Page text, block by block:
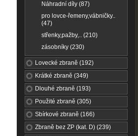
Náhradní díly (87)
pro lovce-řemeny,vábničky..
(47)
střenky,pažby,.. (210)
zásobníky (230)
Lovecké zbraně (192)
Krátké zbraně (349)
Dlouhé zbraně (193)
Použité zbraně (305)
Sbírkové zbraně (166)
Zbraně bez ZP (kat. D) (239)